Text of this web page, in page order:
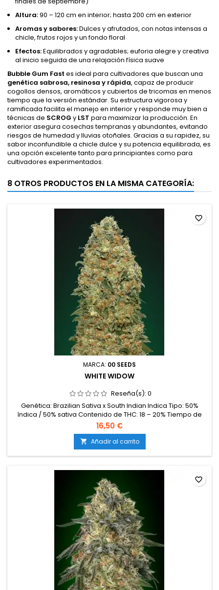
Altura:90 – 120 cm en interior; hasta 200 cm en exterior
Aromas y sabores:Dulces y afrutados, con notas intensas a
chicle, frutos rojos y un fondo floral
Efectos:Equilibrados y agradables; euforia alegre y creativa
al inicio seguida de una relajación física suave
Bubble Gum Fast es ideal para cultivadores que buscan una
genética sabrosa, resinosa y rápida, capaz de producir
cogollos densos, aromáticos y cubiertos de tricomas en menos
tiempo que la versión estándar. Su estructura vigorosa y
ramificada facilita el manejo en interior y responde muy bien a
técnicas de SCROG y LST para maximizar la producción. En
exterior asegura cosechas tempranas y abundantes, evitando
riesgos de humedad y lluvias otoñales. Gracias a su rapidez, su
sabor inconfundible a chicle dulce y su potencia equilibrada, es
una opción excelente tanto para principiantes como para
cultivadores experimentados.
8 OTROS PRODUCTOS EN LA MISMA CATEGORÍA:
MARCA: 00 SEEDS
WHITE WIDOW
Reseña(s): 0
Genética: Brazilian Sativa x South Indian Indica Tipo: 50%
índica / 50% sativa Contenido de THC: 18 – 20% Tiempo de
floración: 8 – 9 semanas en interior Producción en
interior: 500 – 550 g/m² Producción en exterior: 700 – 900
g/planta Altura: 90 – 130 cm en interior; hasta 220 cm en
exterior Aromas y sabores: Frescos y especiados, con notas
terrosas,...
16,50 €
 Añadir al carrito
favorite_border
favorite_border